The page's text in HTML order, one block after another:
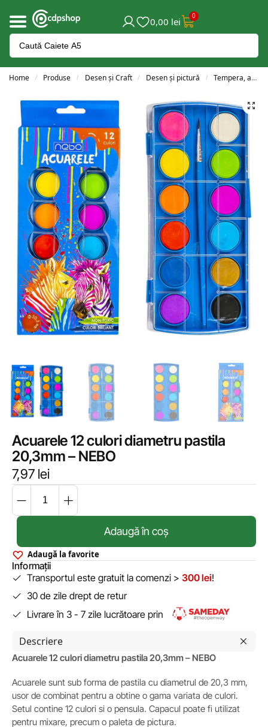
0,00 lei 0
Home / Produse / Desen și Craft / Desen și pictură / Tempera, acuarele și guașe
Acuarele 12 culori diametru pastila
20,3mm – NEBO
7,97 lei
Adaugă în coș
Adaugă la favorite
Informații
Transportul este gratuit la comenzi > 300 lei!
30 de zile drept de retur
Livrare în 3 - 7 zile lucrătoare prin
Descriere
Acuarele 12 culori diametru pastila 20,3mm – NEBO
Acuarele sunt sub forma de pastila cu diametrul de 20,3 mm,
usor de combinat pentru a obtine o gama variata de culori.
Setul contine 12 culori si o pensula. Capacul poate fi utilizat
pentru mixare, precum o paleta de pictura.